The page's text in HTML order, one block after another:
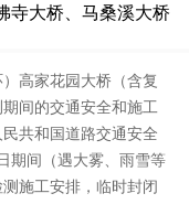
寺大桥、马桑溪大桥
高家花园大桥（含复
间的交通安全和施工
共和国道路交通安全
期间（遇大雾、雨雪等
施工安排，临时封闭